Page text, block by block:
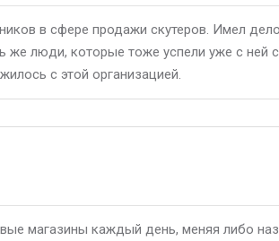
в сфере продажи скутеров. Имел
люди, которые тоже успели уже с ней
с этой организацией.
магазины каждый день, меняя либо